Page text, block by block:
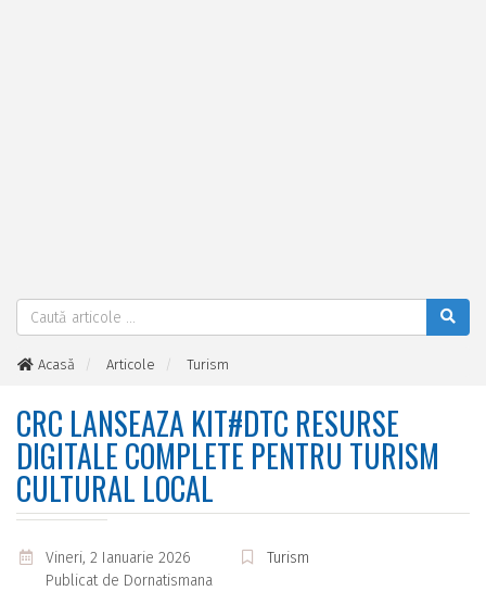
Acasă Articole
Turism
CRC LANSEAZA KIT#DTC RESURSE
DIGITALE COMPLETE PENTRU TURISM
CULTURAL LOCAL
Vineri, 2 Ianuarie 2026
Turism
Publicat de Dornatismana